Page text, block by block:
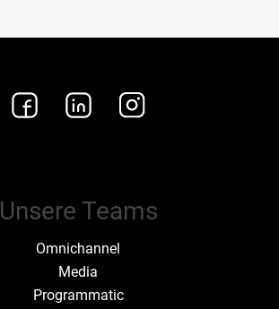
Unsere Teams
Omnichannel
Media
Programmatic